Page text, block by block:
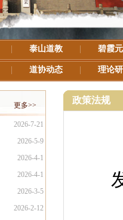
泰山道教 碧霞
道协动态 理论
更多>>
2026-7-21
2026-5-9
2026-4-1
2026-4-1
2026-3-5
2026-2-12
政策法规